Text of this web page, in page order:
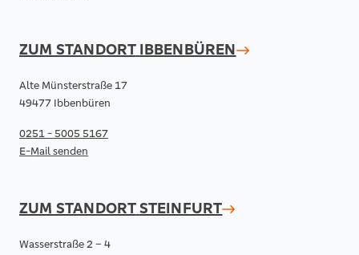
ZUM STANDORT IBBENBÜREN
Alte Münsterstraße 17
49477 Ibbenbüren
0251 - 5005 5167
E-Mail senden
ZUM STANDORTSTEINFURT
Wasserstraße 2 – 4